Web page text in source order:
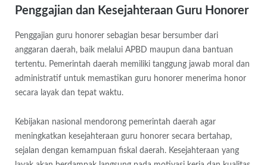
Penggajian dan Kesejahteraan Guru Honorer
Penggajian guru honorer sebagian besar bersumber dari
anggaran daerah, baik melalui APBD maupun dana bantuan
tertentu. Pemerintah daerah memiliki tanggung jawab moral dan
administratif untuk memastikan guru honorer menerima honor
secara layak dan tepat waktu.
Kebijakan nasional mendorong pemerintah daerah agar
meningkatkan kesejahteraan guru honorer secara bertahap,
sejalan dengan kemampuan fiskal daerah. Kesejahteraan yang